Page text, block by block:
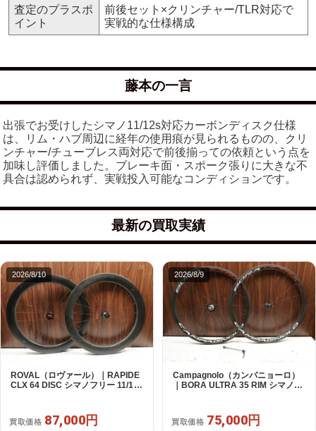
査定のプラスポ
イント
前後セット×クリンチャー/TLR対応で
実戦的な仕様構成
藤本の一言
出張でお受けしたシマノ11/12s対応カーボンディスク仕様
は、リム・ハブ周辺に経年の使用痕が見られるものの、クリ
ンチャー/チューブレス両対応で前後揃っての依頼という点を
加味し評価しました。ブレーキ面・スポーク張りに大きな不
具合は認められず、実戦投入可能なコンディションです。
最新の買取実績
2026/8/10
ROVAL（ロヴァール）｜RAPIDE
CLX 64 DISC シマノフリー 11/12s
買取価格 87,000円
2026/8/9
Campagnolo（カンパニョーロ）
｜BORA ULTRA 35 RIM シマノフ
買取価格 75,000円